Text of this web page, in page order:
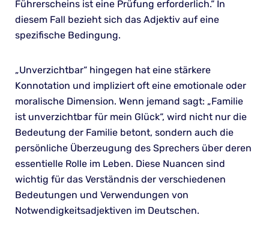
Führerscheins ist eine Prüfung erforderlich.“ In
diesem Fall bezieht sich das Adjektiv auf eine
spezifische Bedingung.
„Unverzichtbar“ hingegen hat eine stärkere
Konnotation und impliziert oft eine emotionale oder
moralische Dimension. Wenn jemand sagt: „Familie
ist unverzichtbar für mein Glück“, wird nicht nur die
Bedeutung der Familie betont, sondern auch die
persönliche Überzeugung des Sprechers über deren
essentielle Rolle im Leben. Diese Nuancen sind
wichtig für das Verständnis der verschiedenen
Bedeutungen und Verwendungen von
Notwendigkeitsadjektiven im Deutschen.